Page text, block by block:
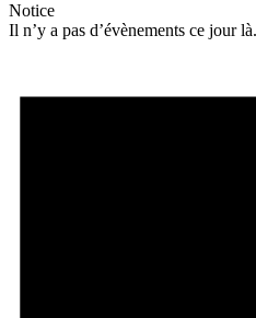
Notice
Il n’y a pas d’évènements ce jour là.